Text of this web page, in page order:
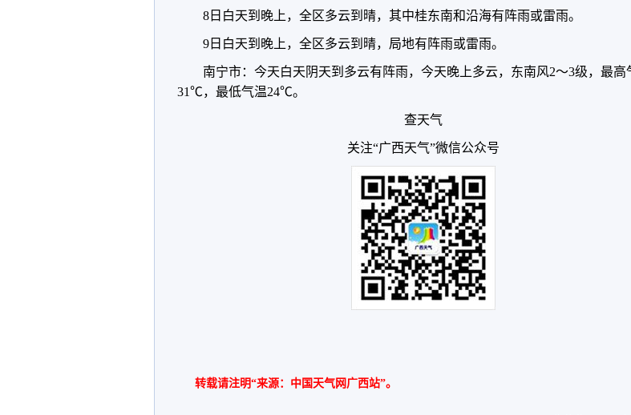
8日白天到晚上，全区多云到晴，其中桂东南和沿海有阵雨或雷雨。
9日白天到晚上，全区多云到晴，局地有阵雨或雷雨。
南宁市：今天白天阴天到多云有阵雨，今天晚上多云，东南风2～3级，最高
31℃，最低气温24℃。
查天气
关注“广西天气”微信公众号
转载请注明“来源：中国天气网广西站”。